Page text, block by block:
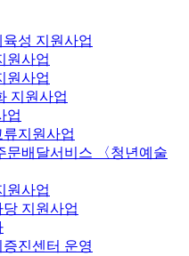
성 지원사업
원사업
원사업
지원사업
업
지원사업
문배달서비스 〈청년예술
원사업
지원사업
진센터 운영